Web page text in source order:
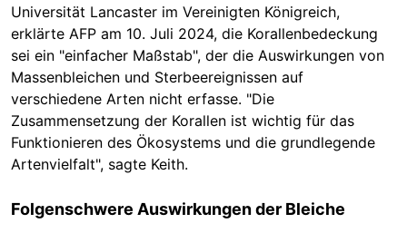
Universität Lancaster im Vereinigten Königreich,
erklärte AFP am 10. Juli 2024, die Korallenbedeckung
sei ein "einfacher Maßstab", der die Auswirkungen von
Massenbleichen und Sterbeereignissen auf
verschiedene Arten nicht erfasse. "Die
Zusammensetzung der Korallen ist wichtig für das
Funktionieren des Ökosystems und die grundlegende
Artenvielfalt", sagte Keith.
Folgenschwere Auswirkungen der Bleiche